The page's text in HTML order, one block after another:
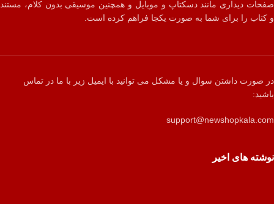
صفحات دیداری مانند دسکتاپ و موبایل و همچنین موسیقی بدون کلام، مستند
و کتاب را برای شما به صورت یکجا فراهم کرده است.
در صورت داشتن سوال و یا مشکل می توانید با ایمیل زیر با ما در تماس
باشید:
support@newshopkala.com
نوشته های اخیر